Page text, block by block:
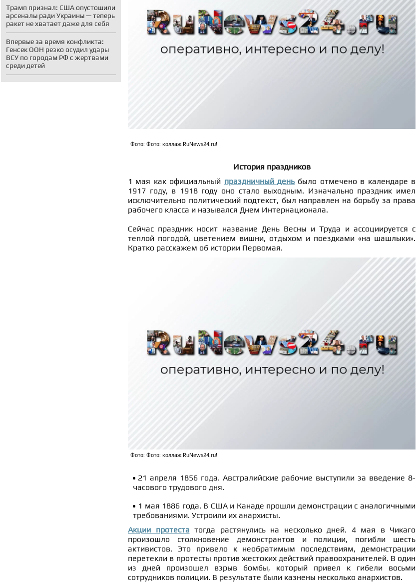
Трамп признал: США опустошили
арсеналы ради Украины — теперь
ракет не хватает даже для себя
Впервые за время конфликта:
Генсек ООН резко осудил удары
ВСУ по городам РФ с жертвами
среди детей
Фото: Фото: коллаж RuNews24.ru!
История праздников
1 мая как официальный праздничный день было отмечено в календаре в
1917 году, в 1918 году оно стало выходным. Изначально праздник имел
исключительно политический подтекст, был направлен на борьбу за права
рабочего класса и назывался Днем Интернационала.
Сейчас праздник носит название День Весны и Труда и ассоциируется с
теплой погодой, цветением вишни, отдыхом и поездками «на шашлыки».
Кратко расскажем об истории Первомая.
Фото: Фото: коллаж RuNews24.ru!
21 апреля 1856 года. Австралийские рабочие выступили за введение 8-
часового трудового дня.
1 мая 1886 года. В США и Канаде прошли демонстрации с аналогичными
требованиями. Устроили их анархисты.
Акции протеста тогда растянулись на несколько дней. 4 мая в Чикаго
произошло столкновение демонстрантов и полиции, погибли шесть
активистов. Это привело к необратимым последствиям, демонстрации
перетекли в протесты против жестоких действий правоохранителей. В один
из дней произошел взрыв бомбы, который привел к гибели восьми
сотрудников полиции. В результате были казнены несколько анархистов.